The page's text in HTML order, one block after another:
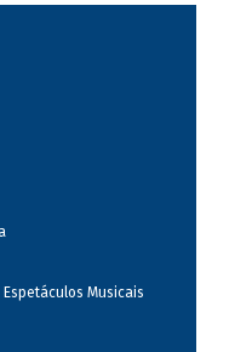
Musicais